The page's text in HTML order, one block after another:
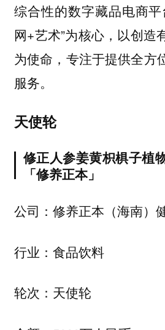
综合性的数字藏品电商
网+艺术”为核心，以创造
为使命，专注于提供全方
服务。
天使轮
修正人参姜黄枳椇子植
「修养正本」
公司：修养正本（海南）
行业：食品饮料
轮次：天使轮